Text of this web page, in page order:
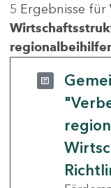
5 Ergebnisse für